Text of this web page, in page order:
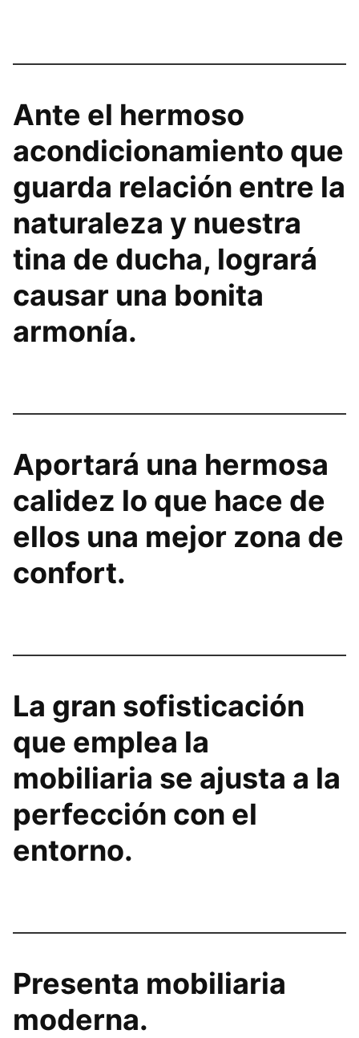
Ante el hermoso
acondicionamiento que
guarda relación entre la
naturaleza y nuestra
tina de ducha, logrará
causar una bonita
armonía.
Aportará una hermosa
calidez lo que hace de
ellos una mejor zona de
confort.
La gran sofisticación
que emplea la
mobiliaria se ajusta a la
perfección con el
entorno.
Presenta mobiliaria
moderna.